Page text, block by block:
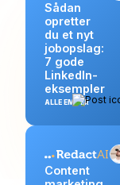
Sådan
opretter
du et nyt
jobopslag:
7 gode
LinkedIn-
eksempler
ALLE EMNER
Content